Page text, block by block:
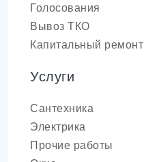
Голосования
Вывоз ТКО
Капитальный ремонт
Услуги
Сантехника
Электрика
Прочие работы